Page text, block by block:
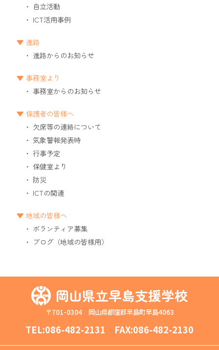
自立活動
ICT活用事例
進路
進路からのお知らせ
事務室より
事務室からのお知らせ
保護者の皆様へ
欠席等の連絡について
気象警報発表時
行事予定
保健室より
防災
ICTの関連
地域の皆様へ
ボランティア募集
ブログ（地域の皆様用）
岡山県立早島支援学校
〒701-0304 岡山県都窪郡早島町早島4063
TEL:086-482-2131 FAX:086-482-2130